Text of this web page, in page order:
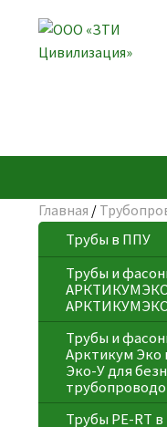
Перейти
к
Перейти
к
Главная /
Трубы в ППУ
Трубы и
Трубы и
Арктикум Эко
Эко-У для
Трубы PE-RT